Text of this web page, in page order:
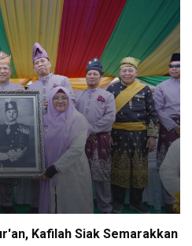
Kafilah Siak Semarakkan